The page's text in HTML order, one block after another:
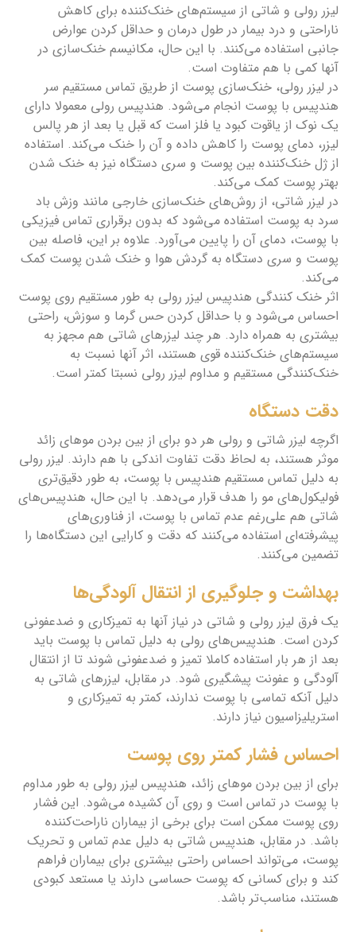
لیزر رولی و شاتی از سیستم‌های خنک‌کننده برای کاهش
ناراحتی و درد بیمار در طول درمان و حداقل کردن عوارض
جانبی استفاده می‌کنند. با این حال، مکانیسم خنک‌سازی در
آنها کمی با هم متفاوت است.
در لیزر رولی، خنک‌سازی پوست از طریق تماس مستقیم سر
هندپیس با پوست انجام می‌شود. هندپیس رولی معمولا دارای
یک نوک از یاقوت کبود یا فلز است که قبل یا بعد از هر پالس
لیزر، دمای پوست را کاهش داده و آن را خنک می‌کند. استفاده
از ژل خنک‌کننده بین پوست و سری دستگاه نیز به خنک شدن
بهتر پوست کمک می‌کند.
در لیزر شاتی، از روش‌های خنک‌سازی خارجی مانند وزش باد
سرد به پوست استفاده می‌شود که بدون برقراری تماس فیزیکی
با پوست، دمای آن را پایین می‌آورد. علاوه بر این، فاصله بین
پوست و سری دستگاه به گردش هوا و خنک شدن پوست کمک
می‌کند.
اثر خنک کنندگی هندپیس لیزر رولی به طور مستقیم روی پوست
احساس می‌شود و با حداقل کردن حس گرما و سوزش، راحتی
بیشتری به همراه دارد. هر چند لیزرهای شاتی هم مجهز به
سیستم‌های خنک‌کننده قوی هستند، اثر آنها نسبت به
خنک‌کنندگی مستقیم و مداوم لیزر رولی نسبتا کمتر است.
دقت دستگاه
اگرچه لیزر شاتی و رولی هر دو برای از بین بردن موهای زائد
موثر هستند، به لحاظ دقت تفاوت اندکی با هم دارند. لیزر رولی
به دلیل تماس مستقیم هندپیس با پوست، به طور دقیق‌تری
فولیکول‌های مو را هدف قرار می‌دهد. با این حال، هندپیس‌های
شاتی هم علی‌رغم عدم تماس با پوست، از فناوری‌های
پیشرفته‌ای استفاده می‌کنند که دقت و کارایی این دستگاه‌ها را
تضمین می‌کنند.
بهداشت و جلوگیری از انتقال آلودگی‌ها
یک فرق لیزر رولی و شاتی در نیاز آنها به تمیزکاری و ضدعفونی
کردن است. هندپیس‌های رولی به دلیل تماس با پوست باید
بعد از هر بار استفاده کاملا تمیز و ضدعفونی شوند تا از انتقال
آلودگی و عفونت پیشگیری شود. در مقابل، لیزرهای شاتی به
دلیل آنکه تماسی با پوست ندارند، کمتر به تمیزکاری و
استریلیزاسیون نیاز دارند.
احساس فشار کمتر روی پوست
برای از بین بردن موهای زائد، هندپیس لیزر رولی به طور مداوم
با پوست در تماس است و روی آن کشیده می‌شود. این فشار
روی پوست ممکن است برای برخی از بیماران ناراحت‌کننده
باشد. در مقابل، هندپیس شاتی به دلیل عدم تماس و تحریک
پوست، می‌تواند احساس راحتی بیشتری برای بیماران فراهم
کند و برای کسانی که پوست حساسی دارند یا مستعد کبودی
هستند، مناسب‌تر باشد.